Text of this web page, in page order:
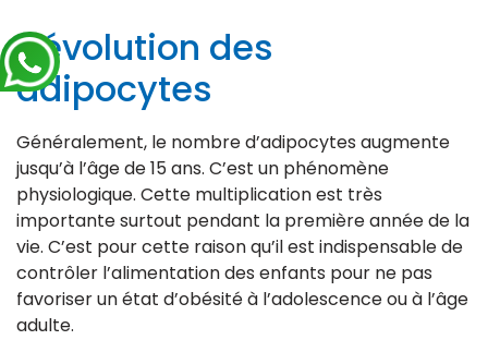
L’évolution des
adipocytes
Généralement, le nombre d’adipocytes augmente
jusqu’à l’âge de 15 ans. C’est un phénomène
physiologique. Cette multiplication est très
importante surtout pendant la première année de la
vie. C’est pour cette raison qu’il est indispensable de
contrôler l’alimentation des enfants pour ne pas
favoriser un état d’obésité à l’adolescence ou à l’âge
adulte.